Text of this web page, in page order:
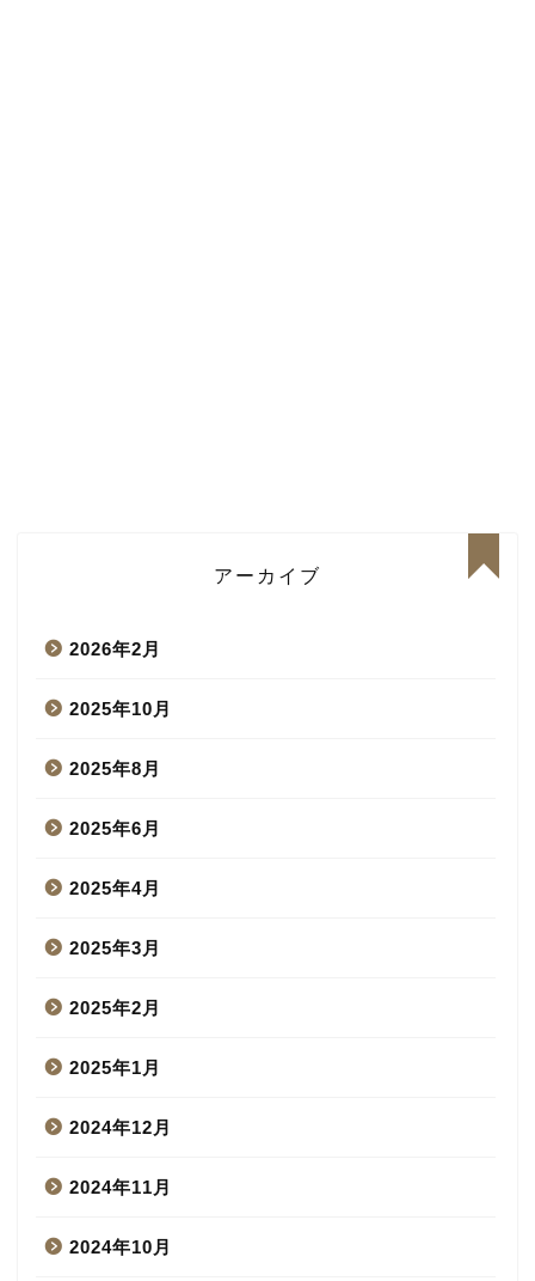
アーカイブ
2026年2月
2025年10月
2025年8月
2025年6月
2025年4月
2025年3月
2025年2月
2025年1月
2024年12月
2024年11月
2024年10月